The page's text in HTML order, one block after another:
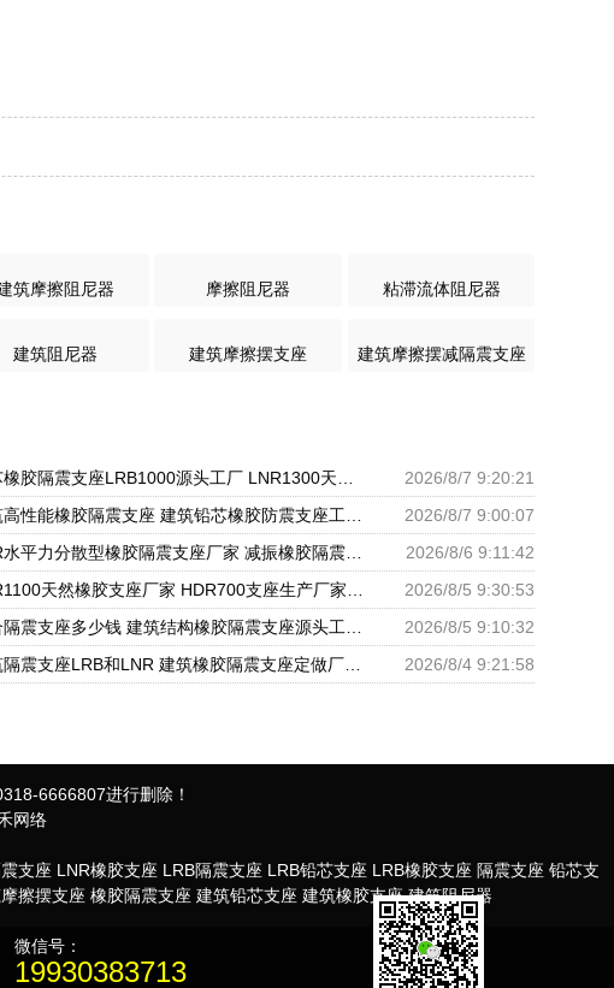
筑摩擦阻尼器 摩擦阻尼器 粘滞流体阻尼器
建筑阻尼器 建筑摩擦摆支座 建筑摩擦摆减隔震支座
2026/8/7 9:20:21
2026/8/7 9:00:07
2026/8/6 9:11:42
2026/8/5 9:30:53
2026/8/5 9:10:32
2026/8/4 9:21:58
微信号：
19930383713
6666807进行删除！
网络
支座 LNR橡胶支座 LRB隔震支座 LRB铅芯支座 LRB橡胶支座 隔震支座 铅芯支
擦摆支座 橡胶隔震支座 建筑铅芯支座 建筑橡胶支座 建筑阻尼器